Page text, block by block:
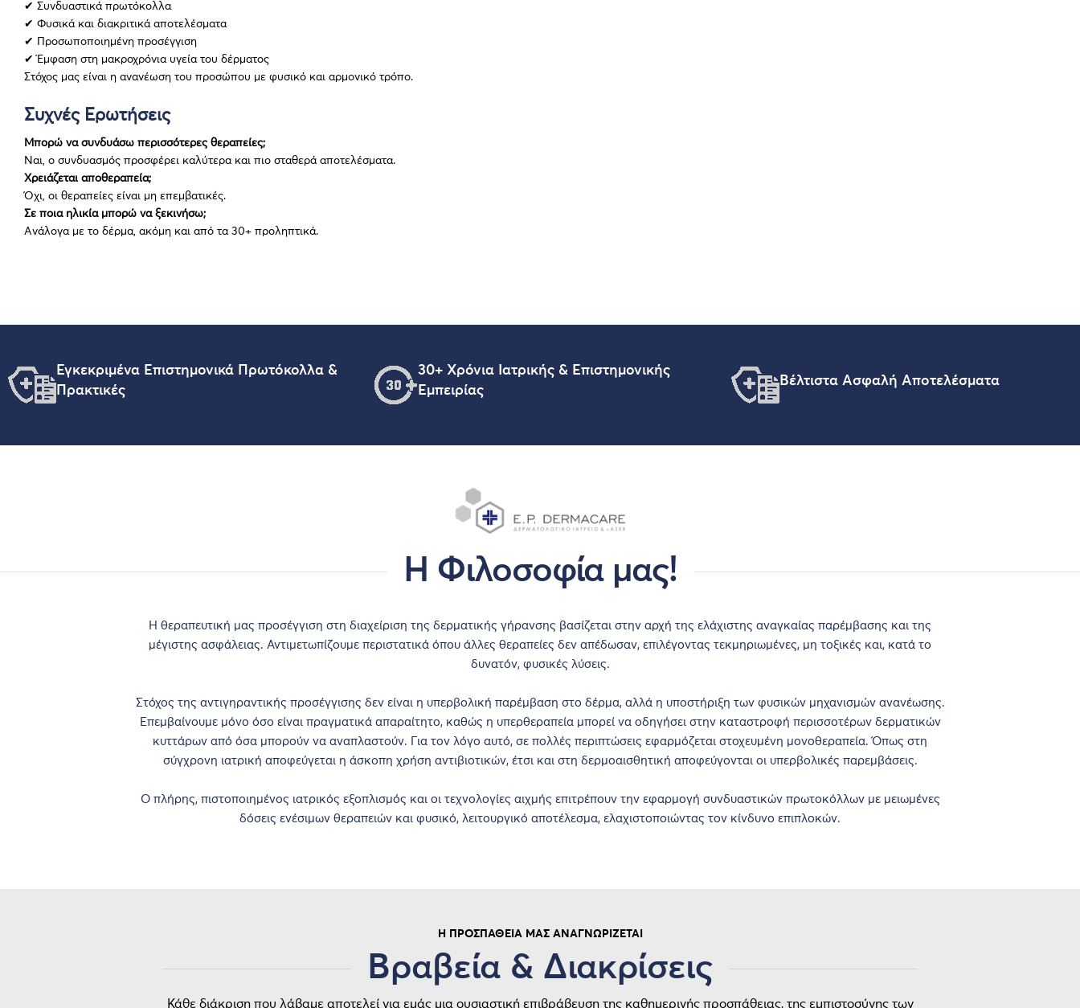
✔ Συνδυαστικά πρωτόκολλα
✔ Φυσικά και διακριτικά αποτελέσματα
✔
Προσωποποιημένη προσέγγιση
✔ Έμφαση στη μακροχρόνια υγεία του δέρματος
Στόχος μας είναι η ανανέωση του προσώπου με φυσικό και αρμονικό τρόπο.
Συχνές Ερωτήσεις
Μπορώ να συνδυάσω περισσότερες θεραπείες;
Ναι, ο συνδυασμός προσφέρει καλύτερα και πιο σταθερά αποτελέσματα.
Χρειάζεται αποθεραπεία;
Όχι, οι θεραπείες είναι μη επεμβατικές.
Σε ποια ηλικία μπορώ να ξεκινήσω;
Ανάλογα με το δέρμα, ακόμη και από τα 30+ προληπτικά.
Εγκεκριμένα Επιστημονικά Πρωτόκολλα &
Πρακτικές
30+ Χρόνια Ιατρικής & Επιστημονικής
Εμπειρίας
Βέλτιστα Ασφαλή Αποτελέσματα
Η Φιλοσοφία μας!
Η θεραπευτική μας προσέγγιση στη διαχείριση της δερματικής γήρανσης βασίζεται στην αρχή της ελάχιστης αναγκαίας παρέμβασης και της
μέγιστης ασφάλειας. Αντιμετωπίζουμε περιστατικά όπου άλλες θεραπείες δεν απέδωσαν, επιλέγοντας τεκμηριωμένες, μη τοξικές και, κατά το
δυνατόν, φυσικές λύσεις.
Στόχος της αντιγηραντικής προσέγγισης δεν είναι η υπερβολική παρέμβαση στο δέρμα, αλλά η υποστήριξη των φυσικών μηχανισμών ανανέωσης.
Επεμβαίνουμε μόνο όσο είναι πραγματικά απαραίτητο, καθώς η υπερθεραπεία μπορεί να οδηγήσει στην καταστροφή περισσοτέρων δερματικών
κυττάρων από όσα μπορούν να αναπλαστούν. Για τον λόγο αυτό, σε πολλές περιπτώσεις εφαρμόζεται στοχευμένη μονοθεραπεία. Όπως στη
σύγχρονη ιατρική αποφεύγεται η άσκοπη χρήση αντιβιοτικών, έτσι και στη δερμοαισθητική αποφεύγονται οι υπερβολικές παρεμβάσεις.
Ο πλήρης, πιστοποιημένος ιατρικός εξοπλισμός και οι τεχνολογίες αιχμής επιτρέπουν την εφαρμογή συνδυαστικών πρωτοκόλλων με μειωμένες
δόσεις ενέσιμων θεραπειών και φυσικό, λειτουργικό αποτέλεσμα, ελαχιστοποιώντας τον κίνδυνο επιπλοκών.
Η ΠΡΟΣΠΆΘΕΙΆ ΜΑΣ ΑΝΑΓΝΩΡΊΖΕΤΑΙ
Βραβεία & Διακρίσεις
Κάθε διάκριση που λάβαμε αποτελεί για εμάς μια ουσιαστική επιβράβευση της καθημερινής προσπάθειας, της εμπιστοσύνης των